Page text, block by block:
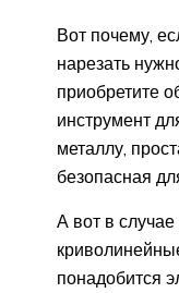
Вот почему,
нарезать
приобретите
инструмент
металлу,
безопасная
А вот в
понадобится